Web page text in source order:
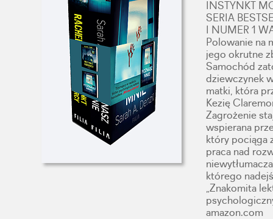
INSTYNKT
SERIA
I NUMER 1
Polowanie na
jego okrutne
Samochód
dziewczynek
matki, która
Kezię
Zagrożenie
wspierana
który pociąga
praca nad
którego
„Znakomita
amazon.com